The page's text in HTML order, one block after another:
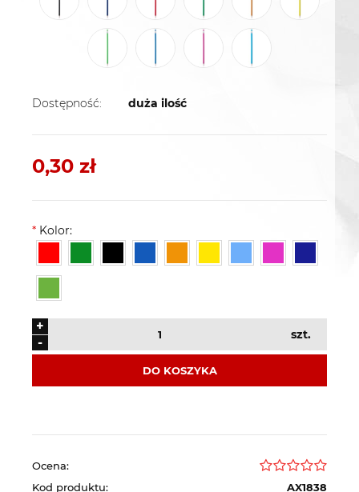
Dostępność: duża ilość
0,30 zł
* Kolor:
-
+
szt.
DO KOSZYKA
Ocena:
Kod produktu:
AX1838